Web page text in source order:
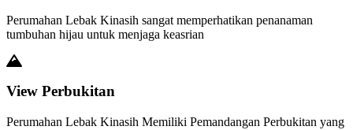
Perumahan Lebak Kinasih sangat memperhatikan penanaman
tumbuhan hijau untuk menjaga keasrian
View Perbukitan
Perumahan Lebak Kinasih Memiliki Pemandangan Perbukitan yang